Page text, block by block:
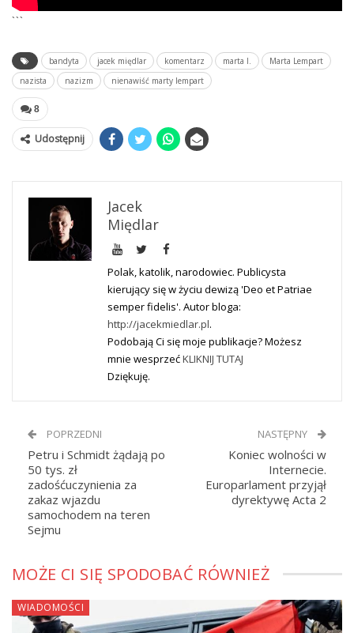
```
bandyta jacek międlar komentarz marta l.
Marta Lempart
nazista
nazizm nienawiść marty lempart
8
Udostępnij
Jacek
Międlar
Polak, katolik, narodowiec. Publicysta
kierujący się w życiu dewizą 'Deo et Patriae
semper fidelis'. Autor bloga:
http://jacekmiedlar.pl.
Podobają Ci się moje publikacje? Możesz
mnie wesprzećKLIKNIJ TUTAJ
Dziękuję.
POPRZEDNI
Petru i Schmidt żądają po
50 tys. zł
zadośćuczynienia za
zakaz wjazdu
samochodem na teren
Sejmu
NASTĘPNY
Koniec wolności w
Internecie.
Europarlament przyjął
dyrektywę Acta 2
MOŻE CI SIĘ SPODOBAĆ RÓWNIEŻ
WIADOMOŚCI